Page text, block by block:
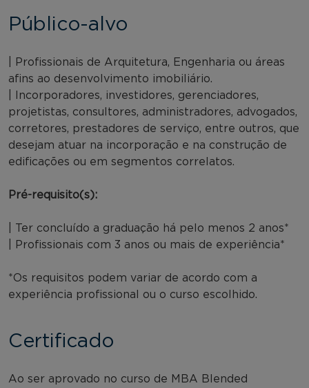
Público-alvo
| Profissionais de Arquitetura, Engenharia ou áreas
afins ao desenvolvimento imobiliário.
| Incorporadores, investidores, gerenciadores,
projetistas, consultores, administradores, advogados,
corretores, prestadores de serviço, entre outros, que
desejam atuar na incorporação e na construção de
edificações ou em segmentos correlatos.
Pré-requisito(s):
| Ter concluído a graduação há pelo menos 2 anos*
| Profissionais com 3 anos ou mais de experiência*
*Os requisitos podem variar de acordo com a
experiência profissional ou o curso escolhido.
Certificado
Ao ser aprovado no curso de MBA Blended